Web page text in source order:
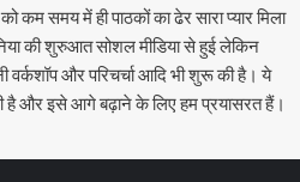
कम समय में ही पाठकों का ढेर सारा प्यार मिला
की शुरुआत सोशल मीडिया से हुई लेकिन
वर्कशॉप और परिचर्चा आदि भी शुरू की है। ये
है और इसे आगे बढ़ाने के लिए हम प्रयासरत हैं।